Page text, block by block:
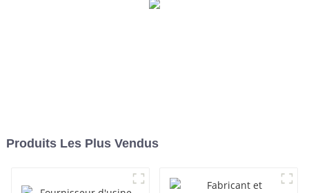
Produits Les Plus Vendus